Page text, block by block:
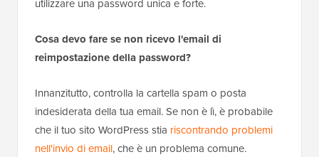
utilizzare una password unica e forte.
Cosa devo fare se non ricevo l'email di
reimpostazione della password?
Innanzitutto, controlla la cartella spam o posta
indesiderata della tua email. Se non è lì, è probabile
che il tuo sito WordPress stia riscontrando problemi
nell'invio di email, che è un problema comune.